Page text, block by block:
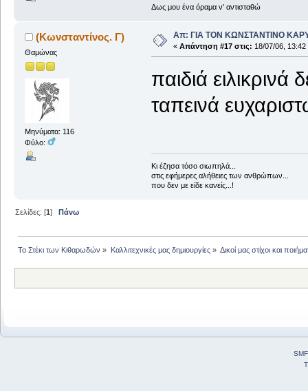
Δως μου ένα όραμα ν' αντισταθώ
(Κωνσταντίνος. Γ)
Θαμώνας
Μηνύματα: 116
Φύλο:
Απ: ΓΙΑ ΤΟΝ ΚΩΝΣΤΑΝΤΙΝΟ
« Απάντηση #17 στις: 18/07/06, 13:42
παιδιά
ταπεινά
Κι έζησα τόσο σιωπηλά...
στις εφήμερες αλήθειες των ανθρώπων...
που δεν με είδε κανείς...!
Σελίδες: [1] Πάνω
Το Στέκι των Κιθαρωδών » Καλλιτεχνικές μας δημιουργίες» Δικοί μας στίχοι και